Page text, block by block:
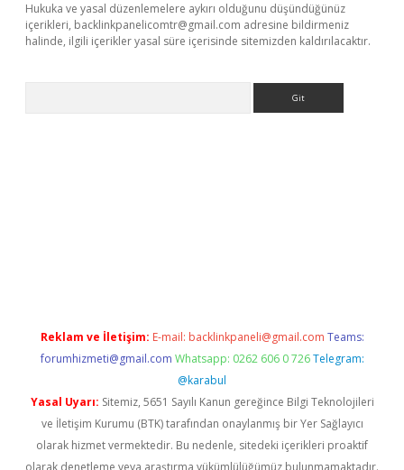
Hukuka ve yasal düzenlemelere aykırı olduğunu düşündüğünüz
içerikleri, backlinkpanelicomtr@gmail.com adresine bildirmeniz
halinde, ilgili içerikler yasal süre içerisinde sitemizden kaldırılacaktır.
Reklam ve İletişim: E-mail: backlinkpaneli@gmail.com Teams:
forumhizmeti@gmail.com Whatsapp: 0262 606 0 726 Telegram:
@karabul
Yasal Uyarı: Sitemiz, 5651 Sayılı Kanun gereğince Bilgi Teknolojileri
ve İletişim Kurumu (BTK) tarafından onaylanmış bir Yer Sağlayıcı
olarak hizmet vermektedir. Bu nedenle, sitedeki içerikleri proaktif
olarak denetleme veya araştırma yükümlülüğümüz bulunmamaktadır.